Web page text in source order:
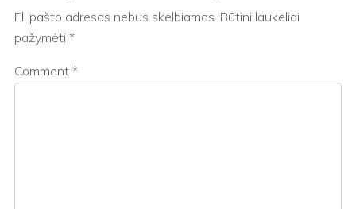
El. pašto adresas nebus skelbiamas. Būtini laukeliai
pažymėti *
Comment *